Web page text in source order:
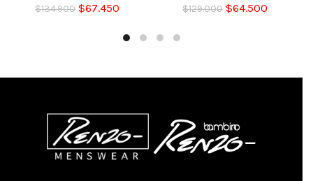
$134.900 $67.450 $129.000 $64.500